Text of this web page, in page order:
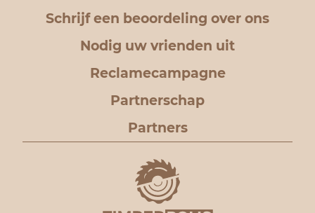
Schrijf een beoordeling over ons
Nodig uw vrienden uit
Reclamecampagne
Partnerschap
Partners